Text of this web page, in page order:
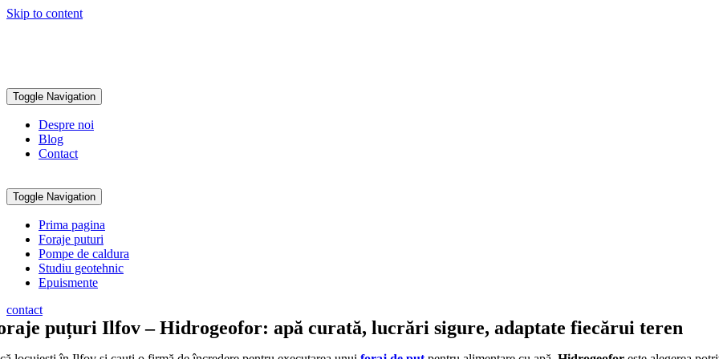
Skip to content
Toggle Navigation
Despre noi
Blog
Contact
Toggle Navigation
Prima pagina
Foraje puturi
Pompe de caldura
Studiu geotehnic
Epuismente
contact
puțuri Ilfov – Hidrogeofor: apă curată, lucrări sigure, adaptate fiecărui teren